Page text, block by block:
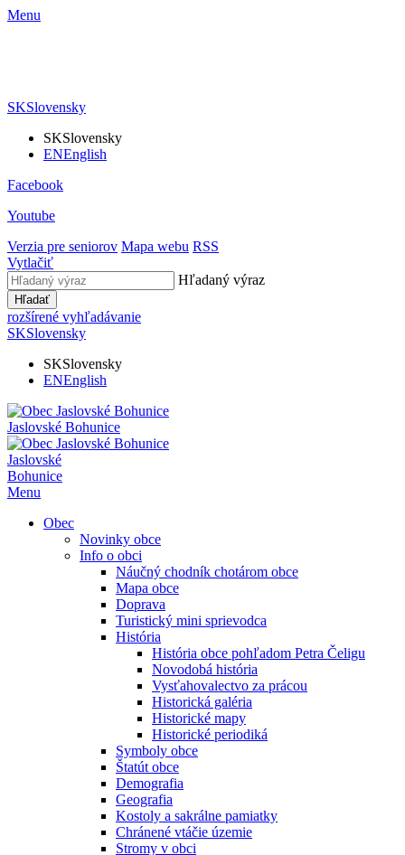
Menu
SKSlovensky
SKSlovensky
ENEnglish
Facebook
Youtube
Verzia pre seniorov Mapa webu RSS
Vytlačiť
Hľadaný výraz
Hľadať
rozšírené vyhľadávanie
SKSlovensky
SKSlovensky
ENEnglish
Jaslovské Bohunice
Jaslovské
Bohunice
Menu
Obec
Novinky obce
Info o obci
Náučný chodník chotárom obce
Mapa obce
Doprava
Turistický mini sprievodca
História
História obce pohľadom Petra Čeligu
Novodobá história
Vysťahovalectvo za prácou
Historická galéria
Historické mapy
Historické periodiká
Symboly obce
Štatút obce
Demografia
Geografia
Kostoly a sakrálne pamiatky
Chránené vtáčie územie
Stromy v obci